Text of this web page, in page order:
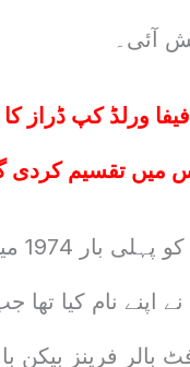
آئی۔
موجودہ
اپنے نام کیا تھا
بالر فرینز بیکن